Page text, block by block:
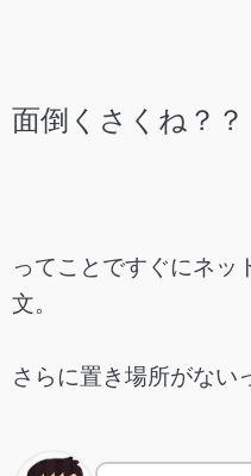
面倒くさくね？？
ってことですぐにネッ
文。
さらに置き場所がない